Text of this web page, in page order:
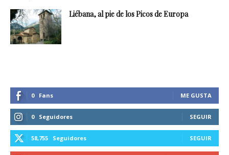
Liébana, al pie de los Picos de Europa
0 Fans ME GUSTA
0 Seguidores SEGUIR
58,755 Seguidores SEGUIR